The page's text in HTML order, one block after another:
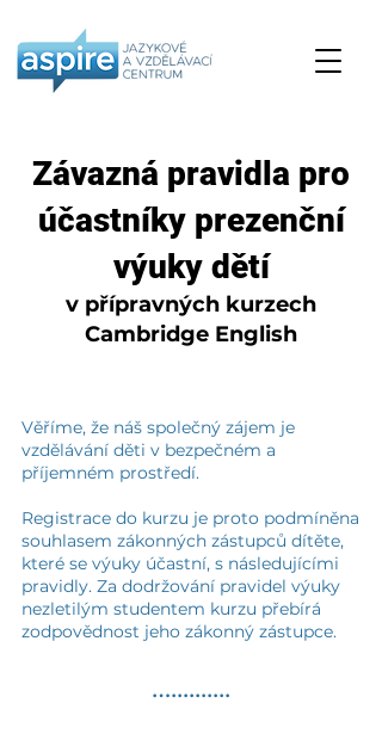
Závazná pravidla pro
účastníky prezenční
výuky dětí
v přípravných kurzech
Cambridge English
Věříme, že náš společný zájem je
vzdělávání děti v bezpečném a
příjemném prostředí.
Registrace do kurzu je proto podmíněna
souhlasem zákonných zástupců dítěte,
které se výuky účastní, s následujícími
pravidly. Za dodržování pravidel výuky
nezletilým studentem kurzu přebírá
zodpovědnost jeho zákonný zástupce.
…..........